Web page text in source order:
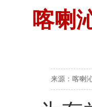
喀喇
来源：喀喇